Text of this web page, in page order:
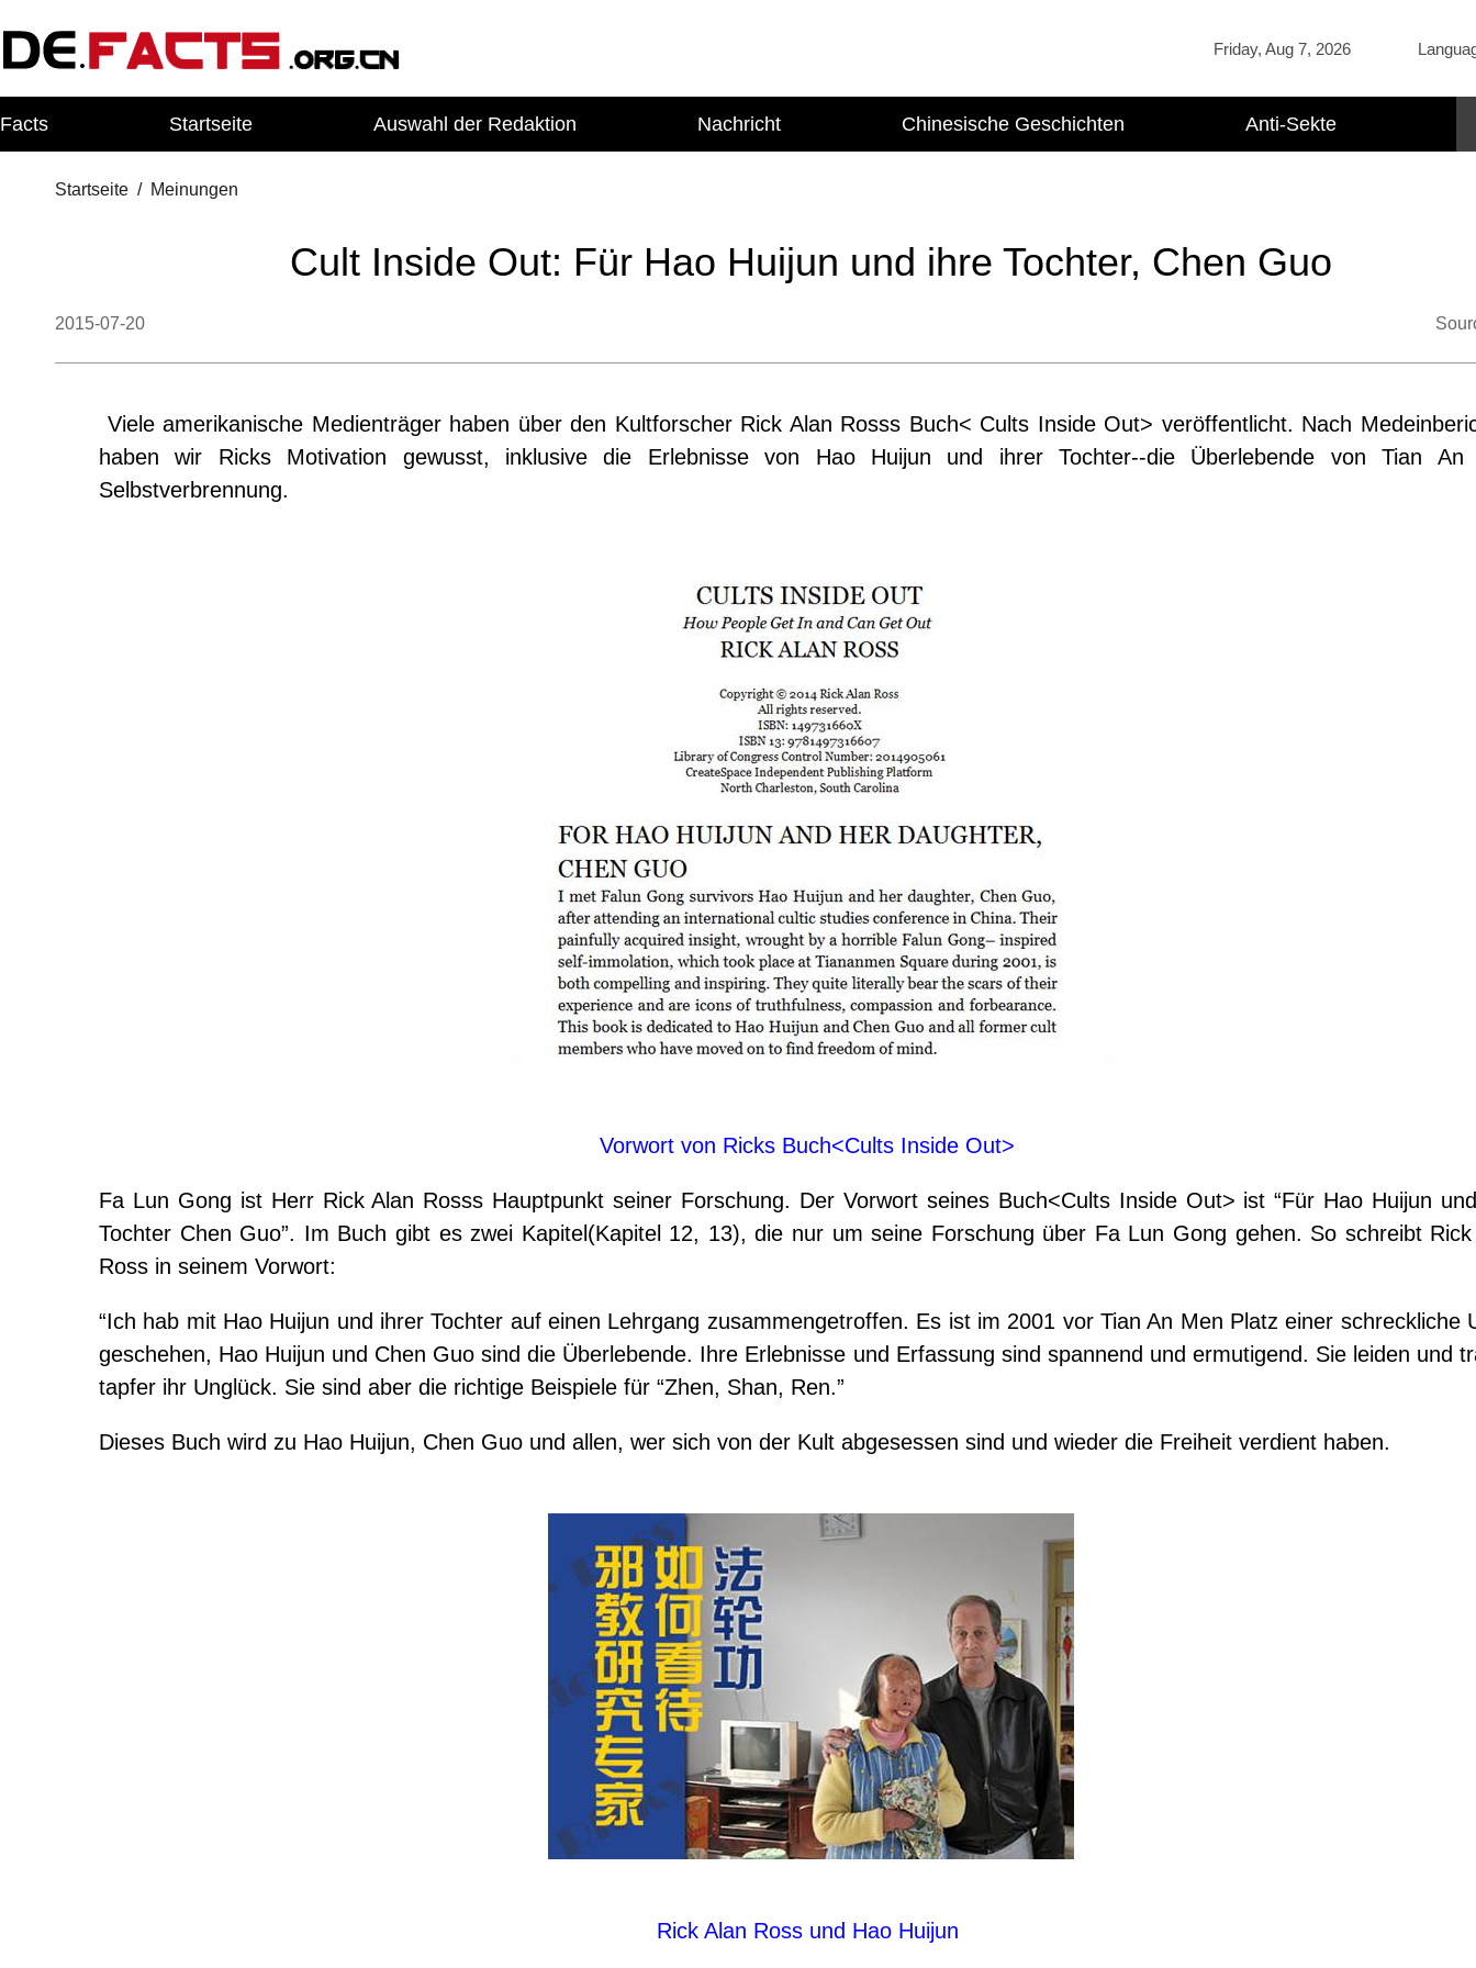
Friday, Aug 7, 2026
Facts Startseite Auswahl der Redaktion Nachricht Chinesische Geschichten Anti-Sekte
Startseite / Meinungen
Cult Inside Out: Für Hao Huijun und ihre Tochter, Chen Guo
2015-07-20
Viele amerikanische Medienträger haben über den Kultforscher Rick Alan Rosss Buch< Cults Inside Out> veröffentlicht. Nach
haben wir Ricks Motivation gewusst, inklusive die Erlebnisse von Hao Huijun und ihrer Tochter--die Überlebende von Tian An
Selbstverbrennung.
Vorwort von Ricks Buch<Cults Inside Out>
Fa Lun Gong ist Herr Rick Alan Rosss Hauptpunkt seiner Forschung. Der Vorwort seines Buch<Cults Inside Out> ist “Für Hao Huijun
Tochter Chen Guo”. Im Buch gibt es zwei Kapitel(Kapitel 12, 13), die nur um seine Forschung über Fa Lun Gong gehen. So schreibt Rick
Ross in seinem Vorwort:
“Ich hab mit Hao Huijun und ihrer Tochter auf einen Lehrgang zusammengetroffen. Es ist im 2001 vor Tian An Men Platz einer schreckliche
geschehen, Hao Huijun und Chen Guo sind die Überlebende. Ihre Erlebnisse und Erfassung sind spannend und ermutigend. Sie leiden und
tapfer ihr Unglück. Sie sind aber die richtige Beispiele für “Zhen, Shan, Ren.”
Dieses Buch wird zu Hao Huijun, Chen Guo und allen, wer sich von der Kult abgesessen sind und wieder die Freiheit verdient haben.
Rick Alan Ross und Hao Huijun